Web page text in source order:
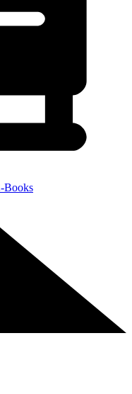
Books